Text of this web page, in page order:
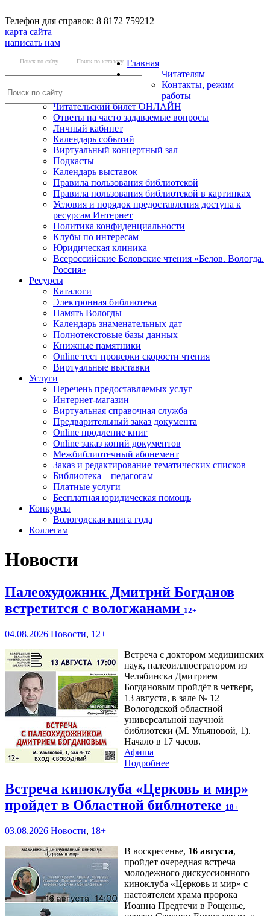
Телефон для справок: 8 8172 759212
карта сайта
написать нам
Поиск по сайту Поиск по каталогу Главная
Читателям
Контакты, режим
работы
Читательский билет ОНЛАЙН
Ответы на часто задаваемые вопросы
Личный кабинет
Календарь событий
Виртуальный концертный зал
Подкасты
Календарь выставок
Правила пользования библиотекой
Правила пользования библиотекой в картинках
Условия и порядок предоставления доступа к
ресурсам Интернет
Политика конфиденциальности
Клубы по интересам
Юридическая клиника
Всероссийские Беловские чтения «Белов. Вологда.
Россия»
Ресурсы
Каталоги
Электронная библиотека
Память Вологды
Календарь знаменательных дат
Полнотекстовые базы данных
Книжные памятники
Online тест проверки скорости чтения
Виртуальные выставки
Услуги
Перечень предоставляемых услуг
Интернет-магазин
Виртуальная справочная служба
Предварительный заказ документа
Online продление книг
Online заказ копий документов
Межбиблиотечный абонемент
Заказ и редактирование тематических списков
Библиотека – педагогам
Платные услуги
Бесплатная юридическая помощь
Конкурсы
Вологодская книга года
Коллегам
Новости
Палеохудожник Дмитрий Богданов
встретится с вологжанами 12+
04.08.2026 Новости, 12+
Встреча с доктором медицинских
наук, палеоиллюстратором из
Челябинска Дмитрием
Богдановым пройдёт в четверг,
13 августа, в зале № 12
Вологодской областной
универсальной научной
библиотеки (М. Ульяновой, 1).
Начало в 17 часов.
Афиша
Подробнее
Встреча киноклуба «Церковь и мир»
пройдет в Областной библиотеке 18+
03.08.2026 Новости, 18+
В воскресенье, 16 августа,
пройдет очередная встреча
молодежного дискуссионного
киноклуба «Церковь и мир» с
настоятелем храма пророка
Иоанна Предтечи в Рощенье,